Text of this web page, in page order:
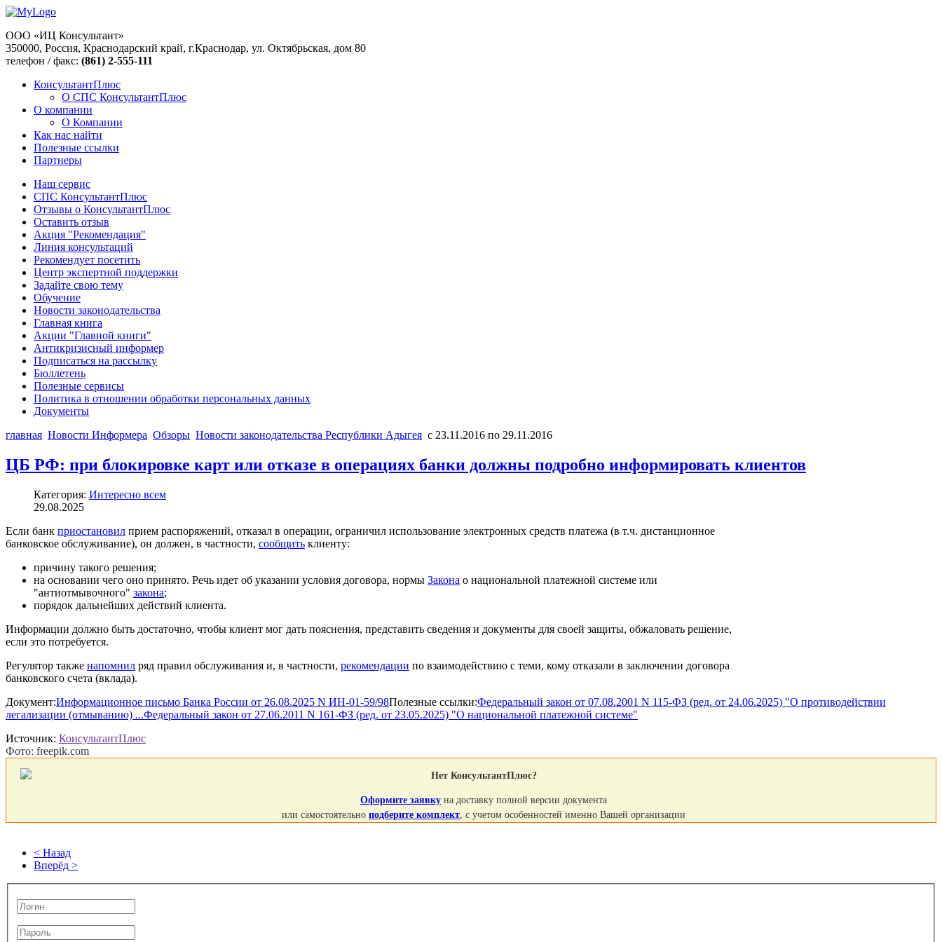
ООО «ИЦ Консультант»
350000, Россия, Краснодарский край, г.Краснодар, ул. Октябрьская, дом 80
телефон / факс: (861) 2-555-111
КонсультантПлюс
О СПС КонсультантПлюс
О компании
О Компании
Как нас найти
Полезные ссылки
Партнеры
Наш сервис
СПС КонсультантПлюс
Отзывы о КонсультантПлюс
Оставить отзыв
Акция "Рекомендация"
Линия консультаций
Рекомендует посетить
Центр экспертной поддержки
Задайте свою тему
Обучение
Новости законодательства
Главная книга
Акции "Главной книги"
Антикризисный информер
Подписаться на рассылку
Бюллетень
Полезные сервисы
Политика в отношении обработки персональных данных
Документы
главная Новости Информера Обзоры Новости законодательства Республики Адыгея с 23.11.2016 по 29.11.2016
ЦБ РФ: при блокировке карт или отказе в операциях банки должны подробно информировать клиентов
Категория: Интересно всем
29.08.2025
Если банк приостановил прием распоряжений, отказал в операции, ограничил использование электронных средств платежа (в т.ч. дистанционное
банковское обслуживание), он должен, в частности, сообщить клиенту:
причину такого решения;
на основании чего оно принято. Речь идет об указании условия договора, нормы Закона о национальной платежной системе или
"антиотмывочного" закона;
порядок дальнейших действий клиента.
Информации должно быть достаточно, чтобы клиент мог дать пояснения, представить сведения и документы для своей защиты, обжаловать решение,
если это потребуется.
Регулятор также напомнил ряд правил обслуживания и, в частности, рекомендации по взаимодействию с теми, кому отказали в заключении договора
банковского счета (вклада).
Документ:Информационное письмо Банка России от 26.08.2025 N ИН-01-59/98Полезные ссылки:Федеральный закон от 07.08.2001 N 115-ФЗ (ред. от 24.06.2025) "О противодействии
легализации (отмыванию) ...Федеральный закон от 27.06.2011 N 161-ФЗ (ред. от 23.05.2025) "О национальной платежной системе"
Источник: КонсультантПлюс
Фото: freepik.com
Нет КонсультантПлюс?
Оформите заявку на доставку полной версии документа
или самостоятельно подберите комплект , с учетом особенностей именно Вашей организации
< Назад
Вперёд >